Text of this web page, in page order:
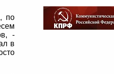
по
-
в